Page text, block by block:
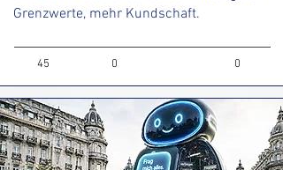
Grenzwerte, mehr Kundschaft.
45 0 0